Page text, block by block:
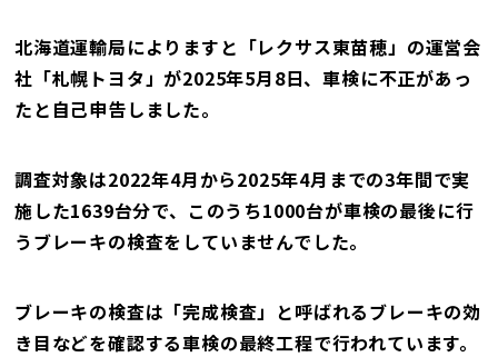
北海道運輸局によりますと「レクサス東苗穂」の運営会
社「札幌トヨタ」が2025年5月8日、車検に不正があっ
たと自己申告しました。
調査対象は2022年4月から2025年4月までの3年間で実
施した1639台分で、このうち1000台が車検の最後に行
うブレーキの検査をしていませんでした。
ブレーキの検査は「完成検査」と呼ばれるブレーキの効
き目などを確認する車検の最終工程で行われています。